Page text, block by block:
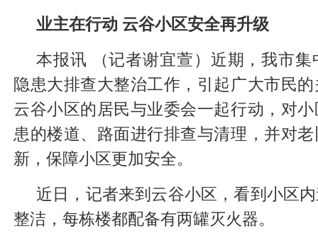
业主在行动 云谷小区安全再升级
本报讯 （记者谢宜萱）近期，我市
隐患大排查大整治工作，引起广大市民
云谷小区的居民与业委会一起行动，对
患的楼道、路面进行排查与清理，并对
新，保障小区更加安全。
近日，记者来到云谷小区，看到小区
整洁，每栋楼都配备有两罐灭火器。